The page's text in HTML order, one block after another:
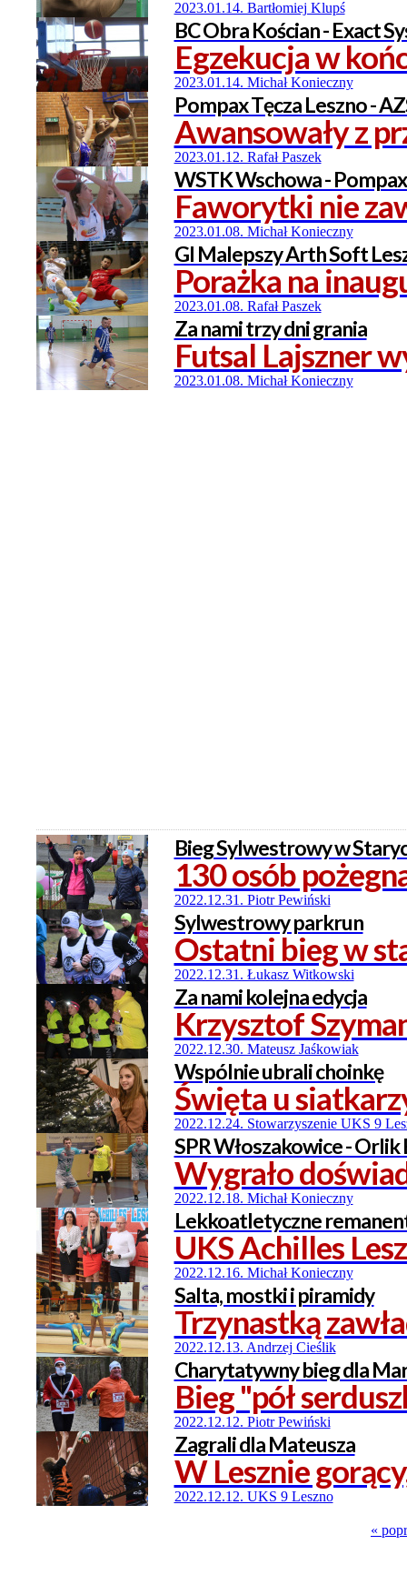
2023.01.14. Bartłomiej Klupś
BC Obra Kościan - Exact
Egzekucja w
2023.01.14. Michał Konieczny
Pompax Tęcza Leszno -
Awansowały z
2023.01.12. Rafał Paszek
WSTK Wschowa -
Faworytki nie
2023.01.08. Michał Konieczny
GI Malepszy Arth Soft
Porażka na
2023.01.08. Rafał Paszek
Za nami trzy dni grania
Futsal Lajszner
2023.01.08. Michał Konieczny
Bieg Sylwestrowy w
130 osób
2022.12.31. Piotr Pewiński
Sylwestrowy parkrun
Ostatni bieg w
2022.12.31. Łukasz Witkowski
Za nami kolejna edycja
Krzysztof
2022.12.30. Mateusz Jaśkowiak
Wspólnie ubrali choinkę
Święta u
2022.12.24. Stowarzyszenie UKS 9
SPR Włoszakowice - Orlik
Wygrało
2022.12.18. Michał Konieczny
Lekkoatletyczne
UKS Achilles
2022.12.16. Michał Konieczny
Salta, mostki i piramidy
Trzynastką
2022.12.13. Andrzej Cieślik
Charytatywny bieg dla
Bieg "pół
2022.12.12. Piotr Pewiński
Zagrali dla Mateusza
W Lesznie
2022.12.12. UKS 9 Leszno
«